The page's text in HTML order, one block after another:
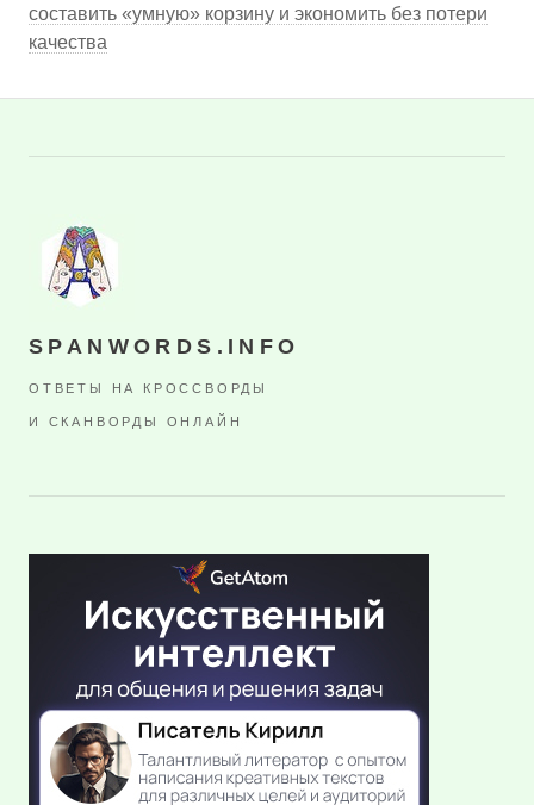
составить «умную» корзину и экономить без потери
качества
SPANWORDS.INFO
ОТВЕТЫ НА КРОССВОРДЫ
И СКАНВОРДЫ ОНЛАЙН